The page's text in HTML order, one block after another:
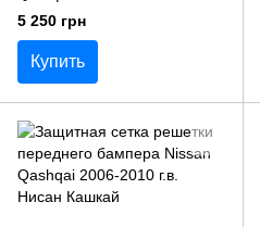
Кашкай
5 250 грн
Купить